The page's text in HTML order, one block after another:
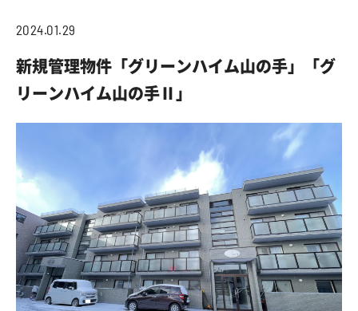
2024.01.29
新規管理物件「グリーンハイム山の手」「グ
リーンハイム山の手Ⅱ」